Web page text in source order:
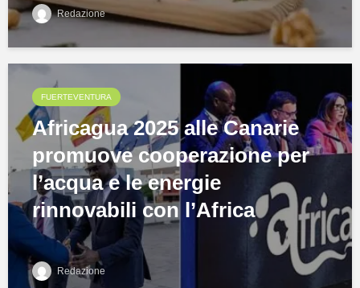
Redazione
FUERTEVENTURA
Africagua 2025 alle Canarie
promuove cooperazione per
l’acqua e le energie
rinnovabili con l’Africa
Redazione